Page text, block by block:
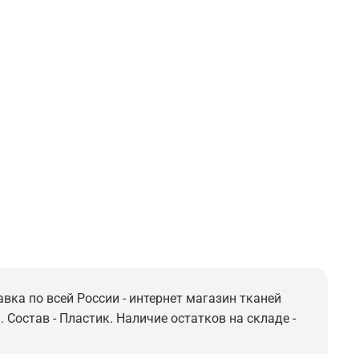
по всей России - интернет магазин тканей
- Пластик. Наличие остатков на складе -